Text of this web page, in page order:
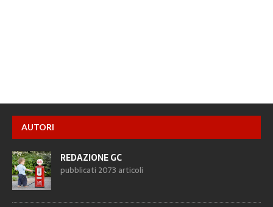
AUTORI
REDAZIONE GC
pubblicati 2073 articoli